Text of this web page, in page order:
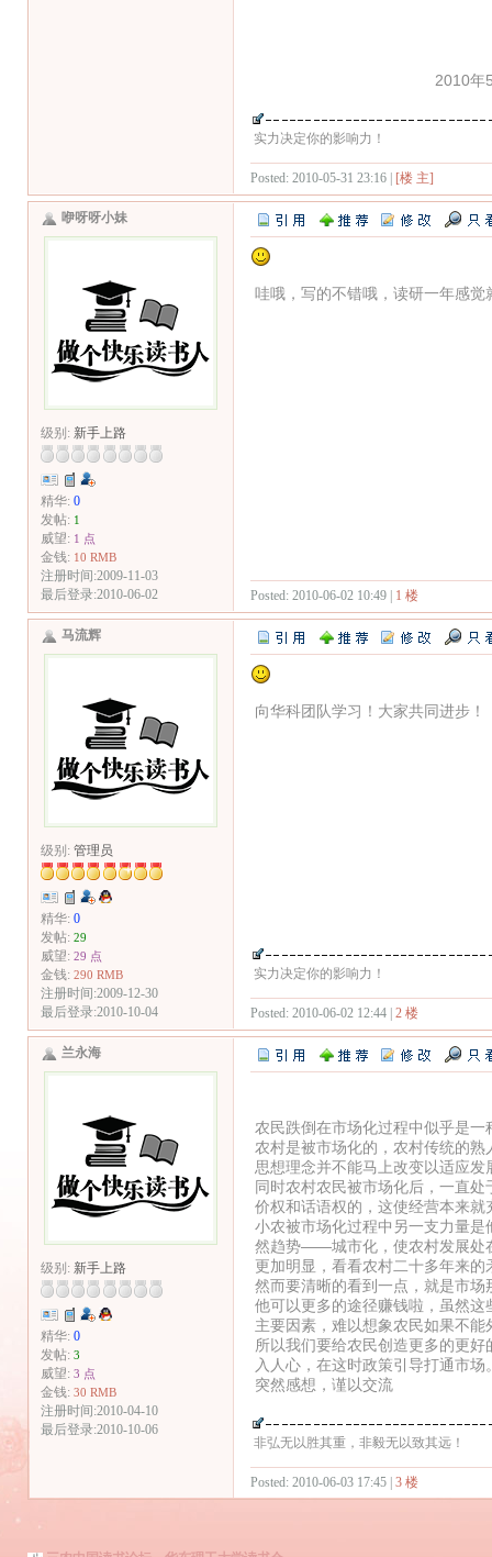
2010年5月29日下
实力决定你的影响力！
Posted: 2010-05-31 23:16 | [楼 主]
咿呀呀小妹
级别: 新手上路
精华: 0
发帖: 1
威望: 1 点
金钱: 10 RMB
注册时间:2009-11-03
最后登录:2010-06-02
哇哦，写的不错哦，读研一年感
Posted: 2010-06-02 10:49 | 1 楼
马流辉
级别: 管理员
精华: 0
发帖: 29
威望: 29 点
金钱: 290 RMB
注册时间:2009-12-30
最后登录:2010-10-04
向华科团队学习！大家共同进步！
实力决定你的影响力！
Posted: 2010-06-02 12:44 | 2 楼
兰永海
级别: 新手上路
精华: 0
发帖: 3
威望: 3 点
金钱: 30 RMB
注册时间:2010-04-10
最后登录:2010-10-06
农民跌倒在市场化过程中似乎是
农村是被市场化的，农村传统的
思想理念并不能马上改变以适应
同时农村农民被市场化后，一直
价权和话语权的，这使经营本来
小农被市场化过程中另一支力量
然趋势——城市化，使农村发展处
更加明显，看看农村二十多年来的
然而要清晰的看到一点，就是市
他可以更多的途径赚钱啦，虽然
主要因素，难以想象农民如果不
所以我们要给农民创造更多的更
入人心，在这时政策引导打通市场
突然感想，谨以交流
非弘无以胜其重，非毅无以致其远！
Posted: 2010-06-03 17:45 | 3 楼